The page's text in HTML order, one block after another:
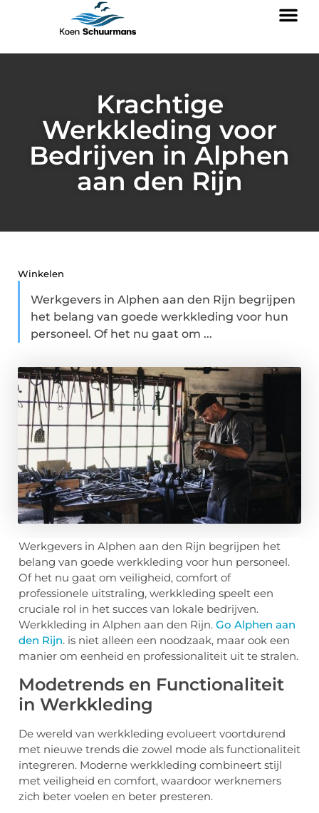
Krachtige
Werkkleding voor
Bedrijven in Alphen
aan den Rijn
Winkelen
Werkgevers in Alphen aan den Rijn begrijpen
het belang van goede werkkleding voor hun
personeel. Of het nu gaat om ...
Werkgevers in Alphen aan den Rijn begrijpen het
belang van goede werkkleding voor hun personeel.
Of het nu gaat om veiligheid, comfort of
professionele uitstraling, werkkleding speelt een
cruciale rol in het succes van lokale bedrijven.
Werkkleding in Alphen aan den Rijn. Go Alphen aan
den Rijn. is niet alleen een noodzaak, maar ook een
manier om eenheid en professionaliteit uit te stralen.
Modetrends en Functionaliteit
in Werkkleding
De wereld van werkkleding evolueert voortdurend
met nieuwe trends die zowel mode als functionaliteit
integreren. Moderne werkkleding combineert stijl
met veiligheid en comfort, waardoor werknemers
zich beter voelen en beter presteren.